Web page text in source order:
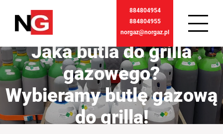
884804954
884804955
norgaz@norgaz.pl
Jaka butla do grilla
gazowego?
Wybieramy butlę gazową
do grilla!